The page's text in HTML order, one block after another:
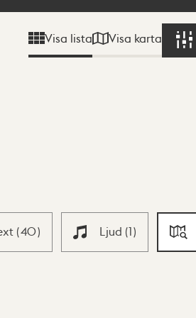
Visa lista Visa karta
(40) Ljud (1)